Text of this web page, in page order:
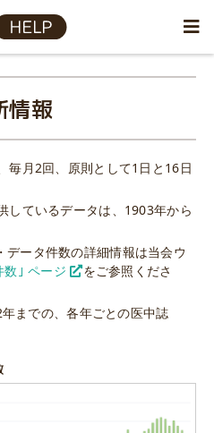
情報
毎月2回、原則として1日と16日
しているデータは、1903年から
データ件数の詳細情報は当会ウ
数｣ ページ
をご参照くださ
までの、各年ごとの医中誌